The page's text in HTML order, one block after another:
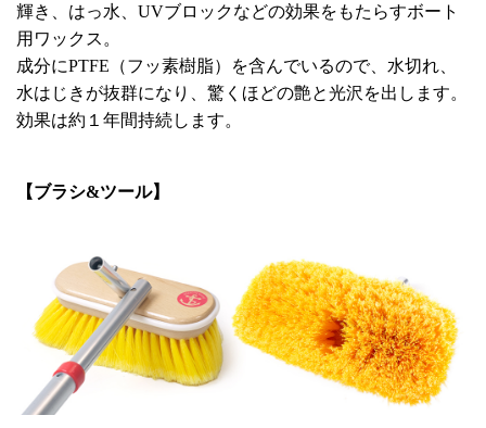
輝き、はっ水、UVブロックなどの効果をもたらすボート
用ワックス。
成分にPTFE（フッ素樹脂）を含んでいるので、水切れ、
水はじきが抜群になり、驚くほどの艶と光沢を出します。
効果は約１年間持続します。
【ブラシ&ツール】